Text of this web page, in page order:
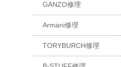
GANZO修理
Armani修理
TORYBURCH修理